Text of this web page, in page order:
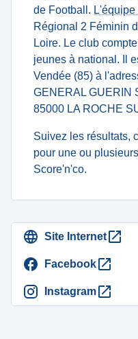
de Football.
Régional 2 Féminin
Loire. Le club compte
jeunes à national. Il
Vendée (85) à
GENERAL GUERIN
85000 LA ROCHE
Suivez les résultats,
pour une ou
Score'n'co.
Site Internet
Facebook
Instagram